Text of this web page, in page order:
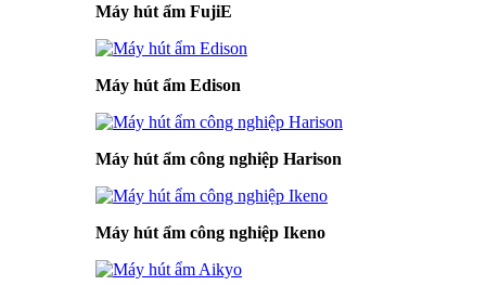
Máy hút ẩm FujiE
Máy hút ẩm Edison
Máy hút ẩm công nghiệp Harison
Máy hút ẩm công nghiệp Ikeno